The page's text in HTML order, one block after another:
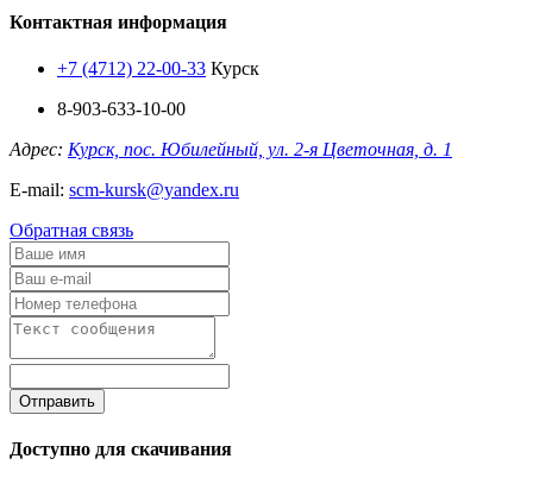
Контактная информация
+7 (4712) 22-00-33 Курск
8-903-633-10-00
Адрес: Курск, пос. Юбилейный, ул. 2-я Цветочная, д. 1
E-mail: scm-kursk@yandex.ru
Обратная связь
Отправить
Доступно для скачивания